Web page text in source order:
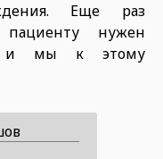
Еще раз
нужен
и мы к этому